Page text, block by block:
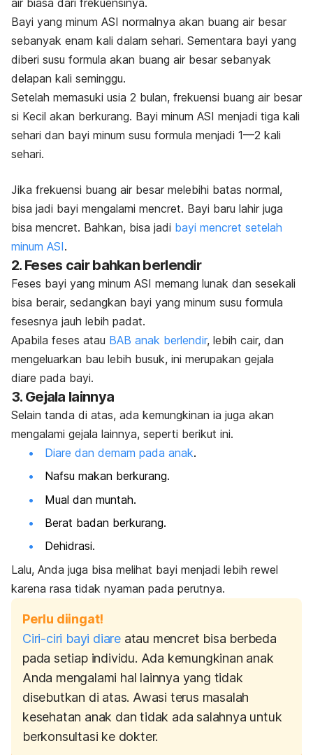
Bayi yang minum ASI normalnya akan buang air besar
sebanyak enam kali dalam sehari. Sementara bayi yang
diberi susu formula akan buang air besar sebanyak
delapan kali seminggu.
Setelah memasuki usia 2 bulan, frekuensi buang air besar
si Kecil akan berkurang. Bayi minum ASI menjadi tiga kali
sehari dan bayi minum susu formula menjadi 1—2 kali
sehari.
Jika frekuensi buang air besar melebihi batas normal,
bisa jadi bayi mengalami mencret. Bayi baru lahir juga
bisa mencret. Bahkan, bisa jadi bayi mencret setelah
minum ASI.
2. Feses cair bahkan berlendir
Feses bayi yang minum ASI memang lunak dan sesekali
bisa berair, sedangkan bayi yang minum susu formula
fesesnya jauh lebih padat.
Apabila feses atau BAB anak berlendir, lebih cair, dan
mengeluarkan bau lebih busuk, ini merupakan gejala
diare pada bayi.
3. Gejala lainnya
Selain tanda di atas, ada kemungkinan ia juga akan
mengalami gejala lainnya, seperti berikut ini.
Diare dan demam pada anak.
Nafsu makan berkurang.
Mual dan muntah.
Berat badan berkurang.
Dehidrasi.
Lalu, Anda juga bisa melihat bayi menjadi lebih rewel
karena rasa tidak nyaman pada perutnya.
Perlu diingat!
Ciri-ciri bayi diare atau mencret bisa berbeda
pada setiap individu. Ada kemungkinan anak
Anda mengalami hal lainnya yang tidak
disebutkan di atas. Awasi terus masalah
kesehatan anak dan tidak ada salahnya untuk
berkonsultasi ke dokter.